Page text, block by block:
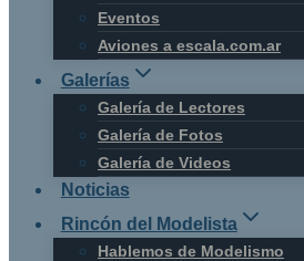
Eventos
Aviones a escala.com.ar
Galerías
Galería de Lectores
Galería de Fotos
Galería de Videos
Noticias
Rincón del Modelista
Hablemos de Modelismo